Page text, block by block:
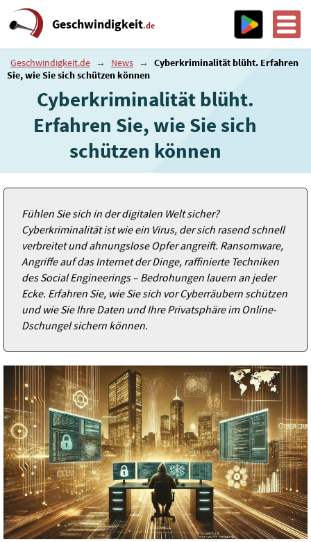
Geschwindigkeit.de
Geschwindigkeit.de → News →
Cyberkriminalität blüht. Erfahren
Sie, wie Sie sich schützen können
Cyberkriminalität blüht.
Erfahren Sie, wie Sie sich
schützen können
Fühlen Sie sich in der digitalen Welt sicher?
Cyberkriminalität ist wie ein Virus, der sich rasend schnell
verbreitet und ahnungslose Opfer angreift. Ransomware,
Angriffe auf das Internet der Dinge, raffinierte Techniken
des Social Engineerings – Bedrohungen lauern an jeder
Ecke. Erfahren Sie, wie Sie sich vor Cyberräubern schützen
und wie Sie Ihre Daten und Ihre Privatsphäre im Online-
Dschungel sichern können.